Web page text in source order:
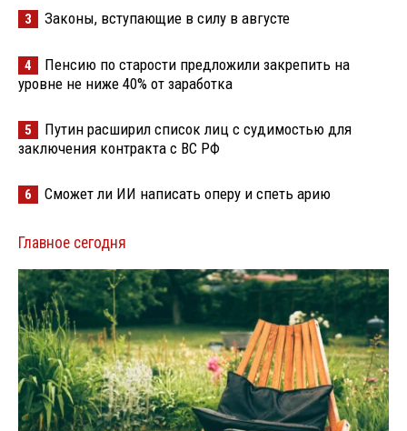
3 Законы, вступающие в силу в августе
4
Пенсию по старости предложили закрепить на
уровне не ниже 40% от заработка
5
Путин расширил список лиц с судимостью для
заключения контракта с ВС РФ
6 Сможет ли ИИ написать оперу и спеть арию
Главное сегодня